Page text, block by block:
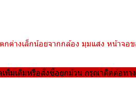
กต่างเล็กน้อยจากกล้อง มุมแสง หน้าจอ
เพิ่มเติมหรือสั่งซื้อยกม้วน กรุณาติดต่อทา